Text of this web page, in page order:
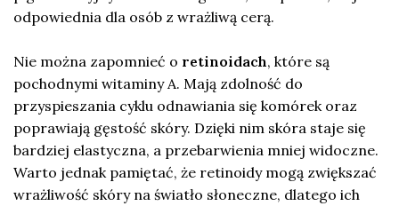
odpowiednia dla osób z wrażliwą cerą.
Nie można zapomnieć o retinoidach, które są
pochodnymi witaminy A. Mają zdolność do
przyspieszania cyklu odnawiania się komórek oraz
poprawiają gęstość skóry. Dzięki nim skóra staje się
bardziej elastyczna, a przebarwienia mniej widoczne.
Warto jednak pamiętać, że retinoidy mogą zwiększać
wrażliwość skóry na światło słoneczne, dlatego ich